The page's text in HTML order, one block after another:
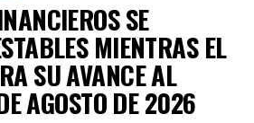
SE
MIENTRAS EL
SU AVANCE AL
AGOSTO DE 2026